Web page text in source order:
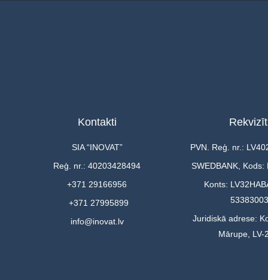
Kontakti
SIA “INOVAT”
Reģ. nr.: 40203428494
+371 29166956
+371 27995899
info@inovat.lv
PVN. Reģ. nr.:
SWEDBANK, Kods:
Konts:
Juridiskā adrese:
Mārupe, LV-